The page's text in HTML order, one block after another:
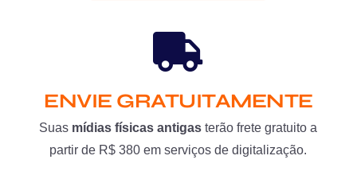
ENVIE GRATUITAMENTE
Suas mídias físicas antigas terão frete gratuito a
partir de R$ 380 em serviços de digitalização.